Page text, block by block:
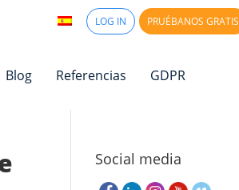
LOG IN PRUÉBANOS GRATIS
Blog Referencias
GDPR
Social media